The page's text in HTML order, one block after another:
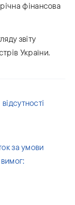
фінансова
звіту
України.
за умови